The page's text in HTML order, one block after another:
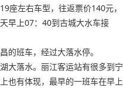
座左右车型，往返票价140元，
早上07：40到古城大水车接
的班车，经过大落水停。
大落水。丽江客运站有很多到宁
也有体现，最早的一班车在早上